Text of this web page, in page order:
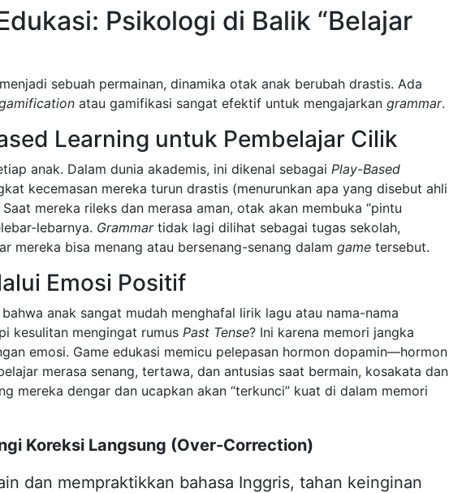
Psikologi di Balik “Belajar
sebuah permainan, dinamika otak anak berubah drastis. Ada
atau gamifikasi sangat efektif untuk mengajarkan grammar.
Learning untuk Pembelajar Cilik
anak. Dalam dunia akademis, ini dikenal sebagai Play-Based
kecemasan mereka turun drastis (menurunkan apa yang disebut ahli
Saat mereka rileks dan merasa aman, otak akan membuka “pintu
lebarnya. Grammartidak lagi dilihat sebagai tugas sekolah,
mereka bisa menang atau bersenang-senang dalam game tersebut.
Emosi Positif
anak sangat mudah menghafal lirik lagu atau nama-nama
kesulitan mengingat rumus Past Tense? Ini karena memori jangka
emosi. Game edukasi memicu pelepasan hormon dopamin—hormon
merasa senang, tertawa, dan antusias saat bermain, kosakata dan
mereka dengar dan ucapkan akan “terkunci” kuat di dalam memori
Koreksi Langsung (Over-Correction)
dan mempraktikkan bahasa Inggris, tahan keinginan